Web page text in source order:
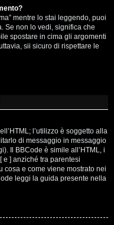
mentre lo stai leggendo, puoi
Se non lo vedi, significa che
spostare in cima gli argomenti
sii sicuro di rispettare le
l’utilizzo è soggetto alla
di messaggio in messaggio
Il BBCode è simile all’HTML, i
] anziché tra parentesi
cosa e come viene mostrato nei
leggi la guida presente nella